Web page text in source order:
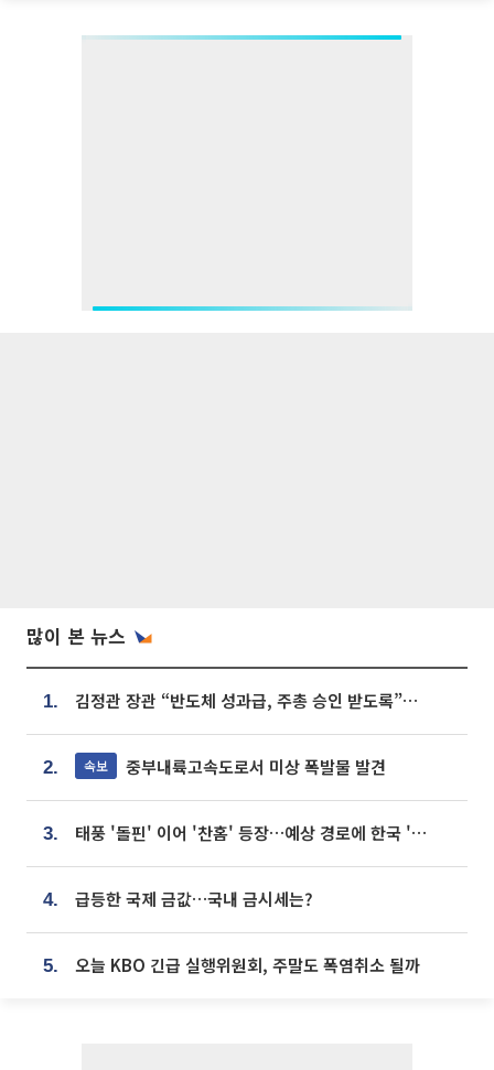
많이 본 뉴스
1. 김정관 장관 “반도체 성과급, 주총 승인 받도록”…상법·자본시장법 개정 시사
2. 속보 중부내륙고속도로서 미상 폭발물 발견
3. 태풍 '돌핀' 이어 '찬홈' 등장…예상 경로에 한국 '한숨'
4. 급등한 국제 금값…국내 금시세는?
5. 오늘 KBO 긴급 실행위원회, 주말도 폭염취소 될까